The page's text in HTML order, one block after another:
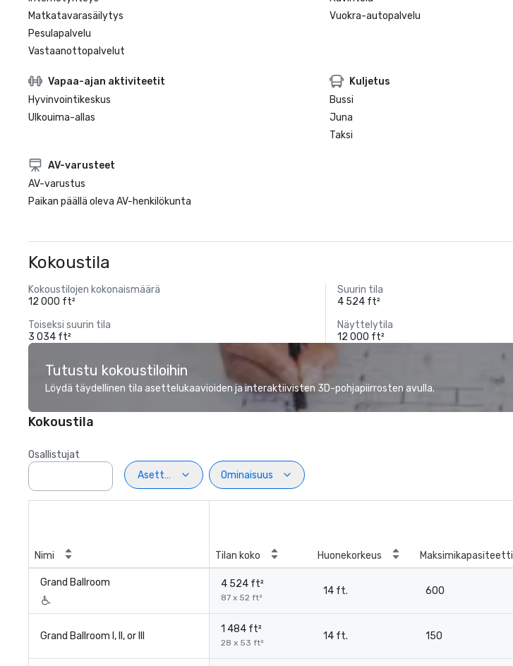
Matkatavarasäilytys
Pesulapalvelu
Vastaanottopalvelut
Vuokra-autopalvelu
Vapaa-ajan aktiviteetit
Hyvinvointikeskus
Ulkouima-allas
Kuljetus
Bussi
Juna
Taksi
AV-varusteet
AV-varustus
Paikan päällä oleva AV-henkilökunta
Kokoustila
Kokoustilojen kokonaismäärä
12 000 ft²
Suurin tila
4 524 ft²
Toiseksi suurin tila
3 034 ft²
Näyttelytila
12 000 ft²
Tutustu kokoustiloihin
Löydä täydellinen tila asettelukaavioiden ja interaktiivisten 3D-pohjapiirrosten avulla.
Kokoustila
Osallistujat
Asettelu
Ominaisuus
Nimi Tilan koko Huonekorkeus Maksimikapasiteetti
Grand Ballroom 4 524 ft²
87 x 52 ft²
14 ft. 600
Grand Ballroom I, II, or III
1 484 ft²
28 x 53 ft²
14 ft. 150